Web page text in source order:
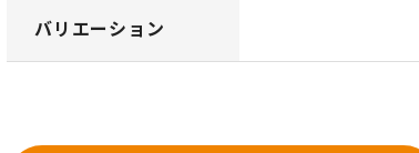
バリエーション